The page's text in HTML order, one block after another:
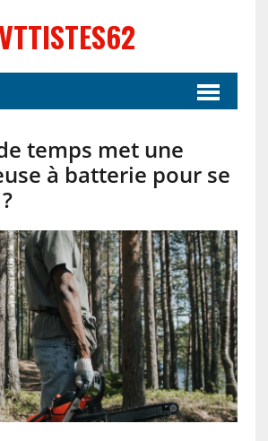
temps met une
à batterie pour se